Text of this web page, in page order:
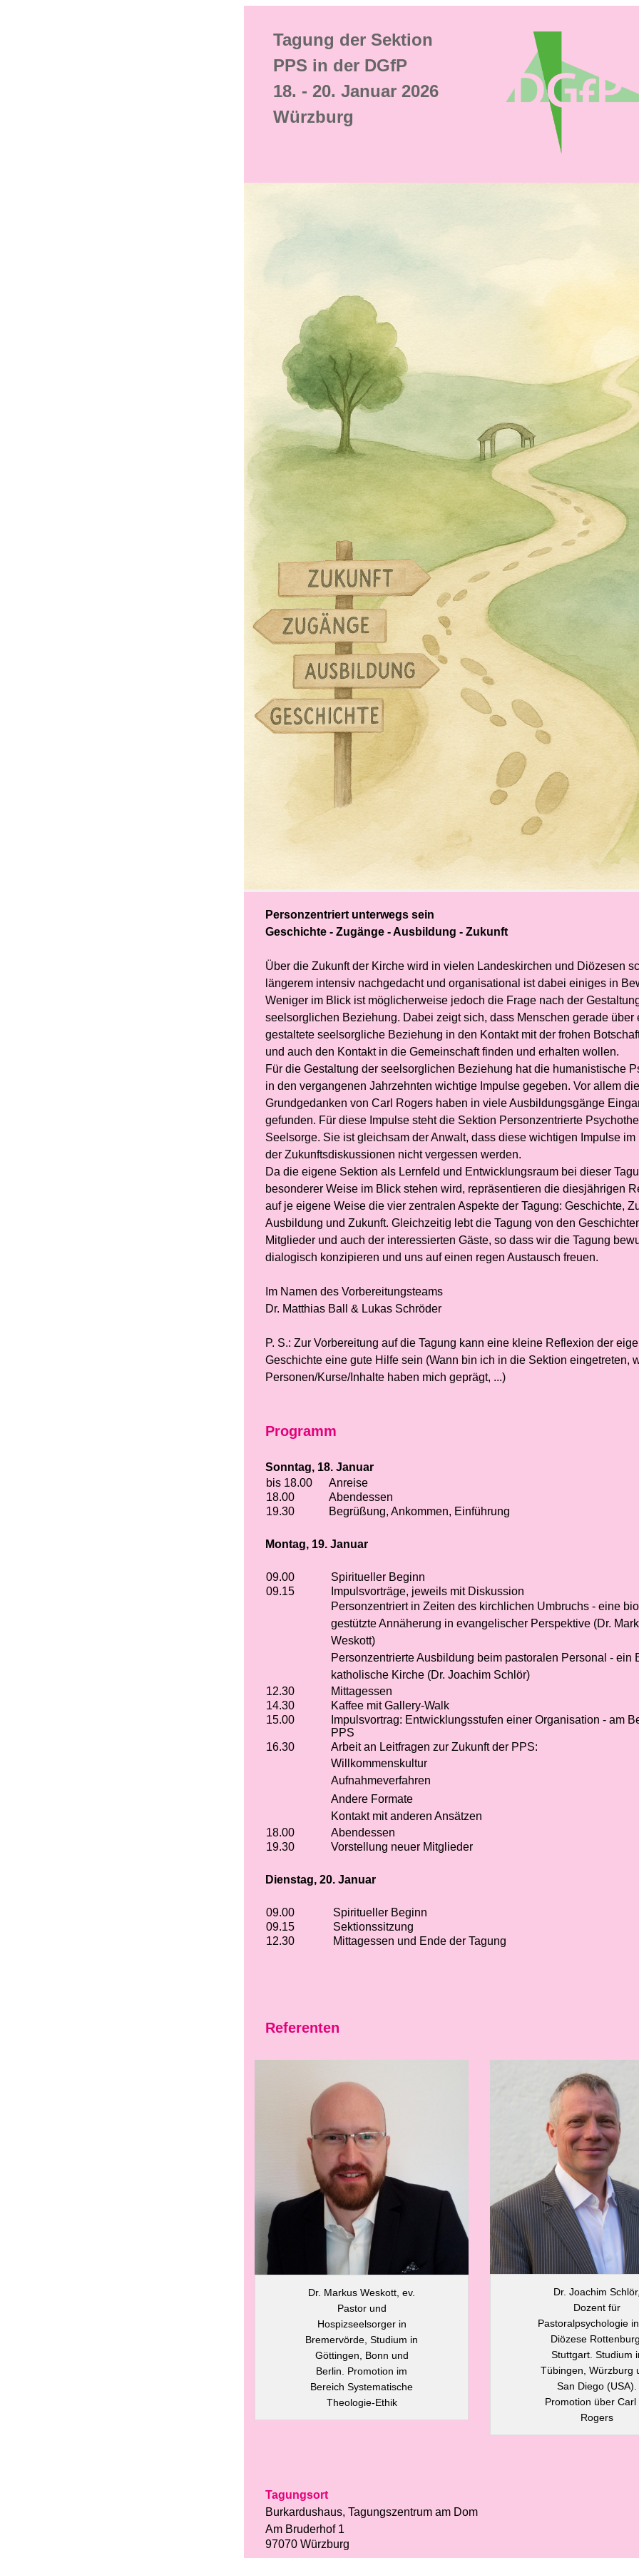
Tagung der Sektion
PPS in der DGfP
18. - 20. Januar 2026
Würzburg
Personzentriert unterwegs sein
Geschichte - Zugänge - Ausbildung - Zukunft
Über die Zukunft der Kirche wird in vielen Landeskirchen und Diözesen
längerem intensiv nachgedacht und organisational ist dabei einiges in
Weniger im Blick ist möglicherweise jedoch die Frage nach der
seelsorglichen Beziehung. Dabei zeigt sich, dass Menschen gerade über
gestaltete seelsorgliche Beziehung in den Kontakt mit der frohen
und auch den Kontakt in die Gemeinschaft finden und erhalten wollen.
Für die Gestaltung der seelsorglichen Beziehung hat die humanistische
in den vergangenen Jahrzehnten wichtige Impulse gegeben. Vor allem die
Grundgedanken von Carl Rogers haben in viele Ausbildungsgänge
gefunden. Für diese Impulse steht die Sektion Personzentrierte
Seelsorge. Sie ist gleichsam der Anwalt, dass diese wichtigen Impulse im
der Zukunftsdiskussionen nicht vergessen werden.
Da die eigene Sektion als Lernfeld und Entwicklungsraum bei dieser
besonderer Weise im Blick stehen wird, repräsentieren die diesjährigen
auf je eigene Weise die vier zentralen Aspekte der Tagung: Geschichte,
Ausbildung und Zukunft. Gleichzeitig lebt die Tagung von den
Mitglieder und auch der interessierten Gäste, so dass wir die Tagung
dialogisch konzipieren und uns auf einen regen Austausch freuen.
Im Namen des Vorbereitungsteams
Dr. Matthias Ball & Lukas Schröder
P. S.: Zur Vorbereitung auf die Tagung kann eine kleine Reflexion der
Geschichte eine gute Hilfe sein (Wann bin ich in die Sektion eingetreten,
Personen/Kurse/Inhalte haben mich geprägt, ...)
Programm
Sonntag, 18. Januar
bis 18.00
Anreise
18.00
Abendessen
19.30
Begrüßung, Ankommen, Einführung
Montag, 19. Januar
09.00
Spiritueller Beginn
09.15
Impulsvorträge, jeweils mit Diskussion
Personzentriert in Zeiten des kirchlichen Umbruchs - eine
gestützte Annäherung in evangelischer Perspektive (Dr.
Weskott)
Personzentrierte Ausbildung beim pastoralen Personal - ein
katholische Kirche (Dr. Joachim Schlör)
12.30
Mittagessen
14.30
Kaffee mit Gallery-Walk
15.00
Impulsvortrag: Entwicklungsstufen einer Organisation - am
PPS
16.30
Arbeit an Leitfragen zur Zukunft der PPS:
Willkommenskultur
Aufnahmeverfahren
Andere Formate
Kontakt mit anderen Ansätzen
18.00
Abendessen
19.30
Vorstellung neuer Mitglieder
Dienstag, 20. Januar
09.00
Spiritueller Beginn
09.15
Sektionssitzung
12.30
Mittagessen und Ende der Tagung
Referenten
Dr. Markus Weskott, ev.
Pastor und
Hospizseelsorger in
Bremervörde, Studium in
Göttingen, Bonn und
Berlin. Promotion im
Bereich Systematische
Theologie-Ethik
Dr. Joachim Schlör,
Dozent für
Pastoralpsychologie
Diözese
Stuttgart. Studium
Tübingen, Würzburg
San Diego (USA).
Promotion über Carl
Rogers
Tagungsort
Burkardushaus, Tagungszentrum am Dom
Am Bruderhof 1
97070 Würzburg